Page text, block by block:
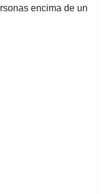
encima de un